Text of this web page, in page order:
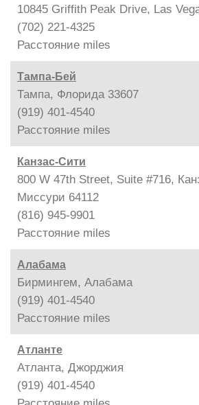
10845 Griffith Peak Drive, Las
(702) 221-4325
Расстояние miles
Тампа-Бей
Тампа, Флорида 33607
(919) 401-4540
Расстояние miles
Канзас-Сити
800 W 47th Street, Suite #716,
Миссури 64112
(816) 945-9901
Расстояние miles
Алабама
Бирмингем, Алабама
(919) 401-4540
Расстояние miles
Атланте
Атланта, Джорджия
(919) 401-4540